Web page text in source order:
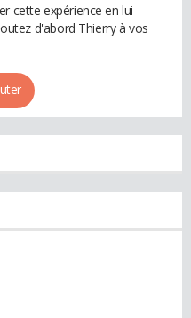
cette expérience en lui
d'abord Thierry à vos